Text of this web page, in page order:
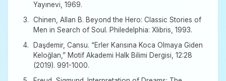
Yayınevi, 1969.
Chinen, Allan B. Beyond the Hero: Classic Stories of
Men in Search of Soul. Philedelphia: Xlibris, 1993.
Daşdemir, Cansu. “Erler Karısına Koca Olmaya Giden
Keloğlan,” Motif Akademi Halk Bilimi Dergisi, 12:28
(2019). 991-1000.